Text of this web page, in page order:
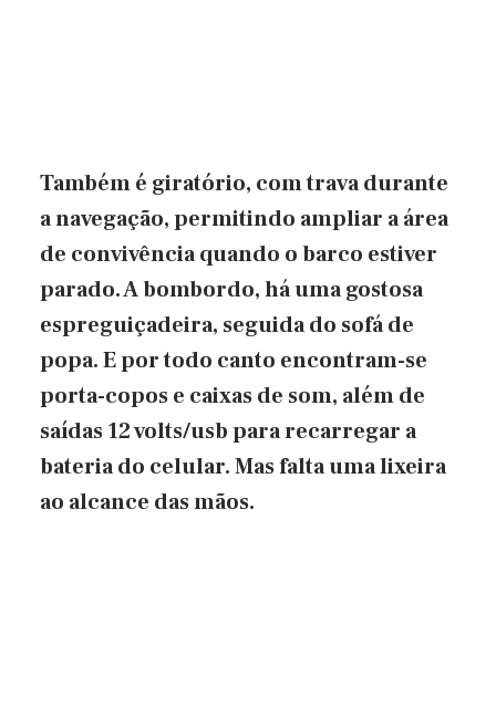
Também é giratório, com trava durante
a navegação, permitindo ampliar a área
de convivência quando o barco estiver
parado. A bombordo, há uma gostosa
espreguiçadeira, seguida do sofá de
popa. E por todo canto encontram-se
porta-copos e caixas de som, além de
saídas 12 volts/usb para recarregar a
bateria do celular. Mas falta uma lixeira
ao alcance das mãos.